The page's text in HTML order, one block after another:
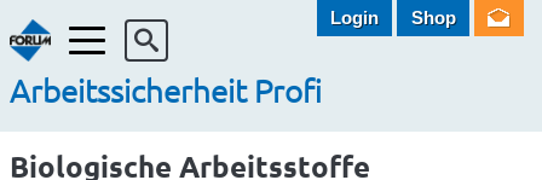
Menü
Arbeitssicherheit Profi
Login Shop
Biologische Arbeitsstoffe